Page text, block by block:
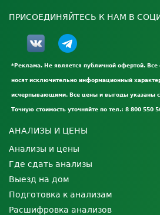
ПРИСОЕДИНЯЙТЕСЬ К НАМ В
*Реклама. Не является публичной офертой.
носят исключительно информационный
исчерпывающими. Все цены и выгоды указаны
Точную стоимость уточняйте по тел.: 8 800 550
АНАЛИЗЫ И ЦЕНЫ
Анализы и цены
Где сдать анализы
Выезд на дом
Подготовка к анализам
Расшифровка анализов